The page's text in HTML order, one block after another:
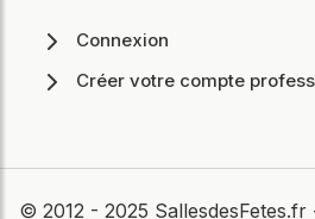
Connexion
Créer votre compte
© 2012 - 2025 SallesdesFetes.fr